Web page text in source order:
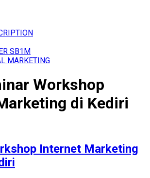
SB1M
MARKETING
Workshop
di Kediri
Internet Marketing